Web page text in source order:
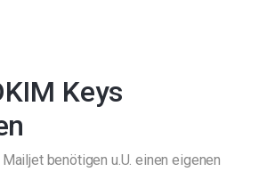
Keys
benötigen u.U. einen eigenen